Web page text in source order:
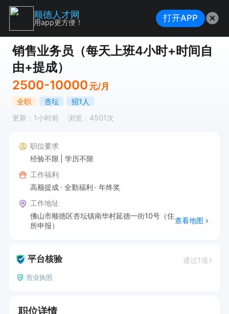
销售业务员（每天上班4小时+时间自
由+提成）
2500-10000 元/月
全职 杏坛
招1人
更新：1小时前
浏览：4501次
职位要求
经验不限
学历不限
工作福利
高额提成
全勤福利
年终奖
工作地址
佛山市顺德区杏坛镇南华村延德一街10号（住
所申报）
查看地图
平台核验 通过1项
营业执照
职位详情
顺德人才网
用app更方便！ 打开APP